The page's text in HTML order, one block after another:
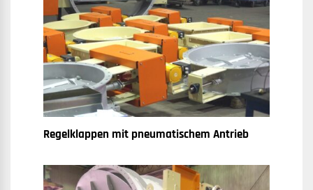
Regelklappen mit pneumatischem Antrieb